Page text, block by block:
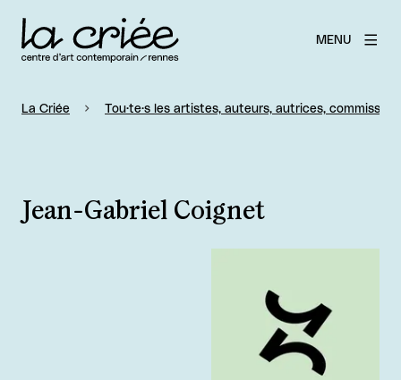
MENU
La Criée Tou·te·s les artistes, auteurs, autrices,
Jean-Gabriel Coignet